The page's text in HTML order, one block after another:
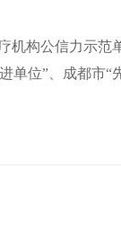
机构公信力示范
位”、成都市“